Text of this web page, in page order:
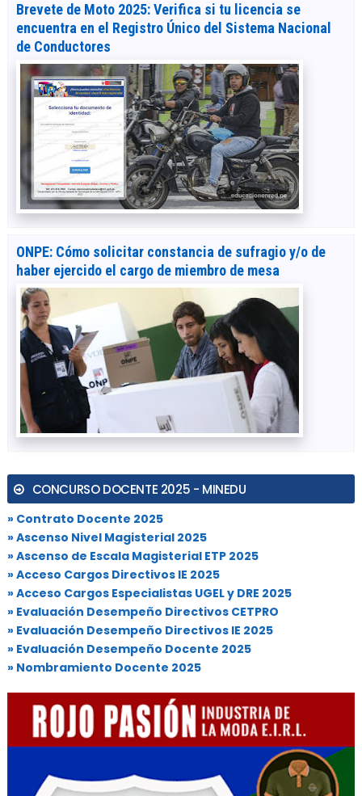
Brevete de Moto 2025: Verifica si tu licencia se
encuentra en el Registro Único del Sistema Nacional
de Conductores
ONPE: Cómo solicitar constancia de sufragio y/o de
haber ejercido el cargo de miembro de mesa
CONCURSO DOCENTE 2025 - MINEDU
» Contrato Docente 2025
» Ascenso Nivel Magisterial 2025
» Ascenso de Escala Magisterial ETP 2025
» Acceso Cargos Directivos IE 2025
» Acceso Cargos Especialistas UGEL y DRE 2025
» Evaluación Desempeño Directivos CETPRO
» Evaluación Desempeño Directivos IE 2025
» Evaluación Desempeño Docente 2025
» Nombramiento Docente 2025